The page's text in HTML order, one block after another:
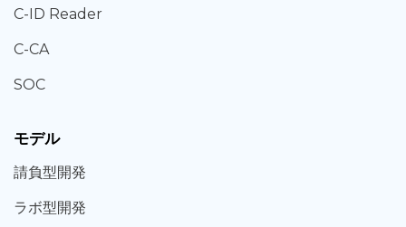
C-ID Reader
C-CA
SOC
モデル
請負型開発
ラボ型開発